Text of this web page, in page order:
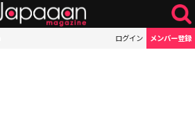
ログイン メンバー登録